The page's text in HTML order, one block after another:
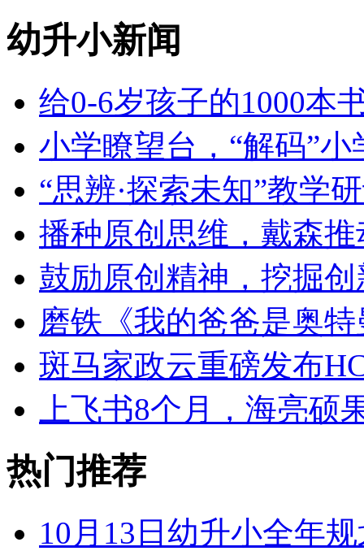
幼升小新闻
给0-6岁孩子的1000本
小学瞭望台，“解码”
“思辨·探索未知”教学
播种原创思维，戴森
鼓励原创精神，挖掘
磨铁《我的爸爸是奥
斑马家政云重磅发布
上飞书8个月，海亮硕
热门推荐
10月13日幼升小全年